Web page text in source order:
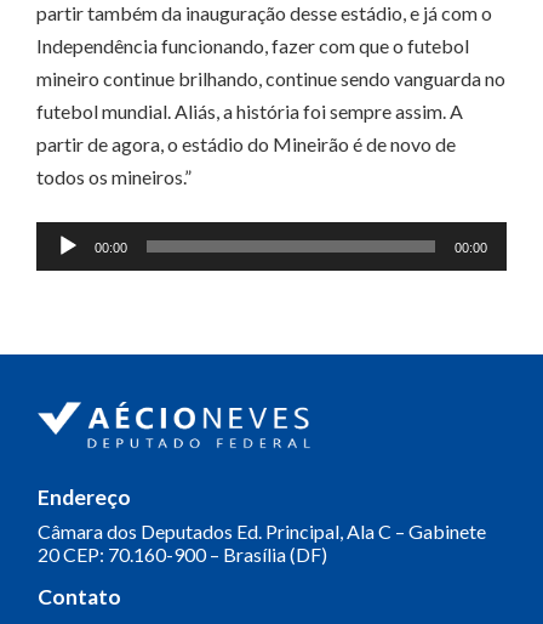
partir também da inauguração desse estádio, e já com o
Independência funcionando, fazer com que o futebol
mineiro continue brilhando, continue sendo vanguarda no
futebol mundial. Aliás, a história foi sempre assim. A
partir de agora, o estádio do Mineirão é de novo de
todos os mineiros.”
Tocador
de
00:00 00:00
Endereço
Câmara dos Deputados Ed. Principal, Ala C – Gabinete
20CEP: 70.160-900 – Brasília (DF)
Contato